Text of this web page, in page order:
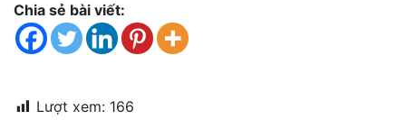
Ventek
Hướng
đặt
Chia sẻ bài viết:
Lượt xem: 166